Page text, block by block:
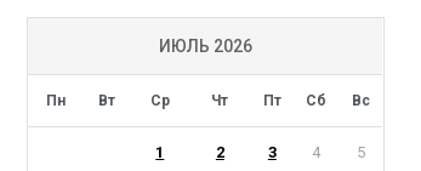
ИЮЛЬ 2026
Пн Вт Ср Чт Пт Сб Вс
1 2 3 4 5